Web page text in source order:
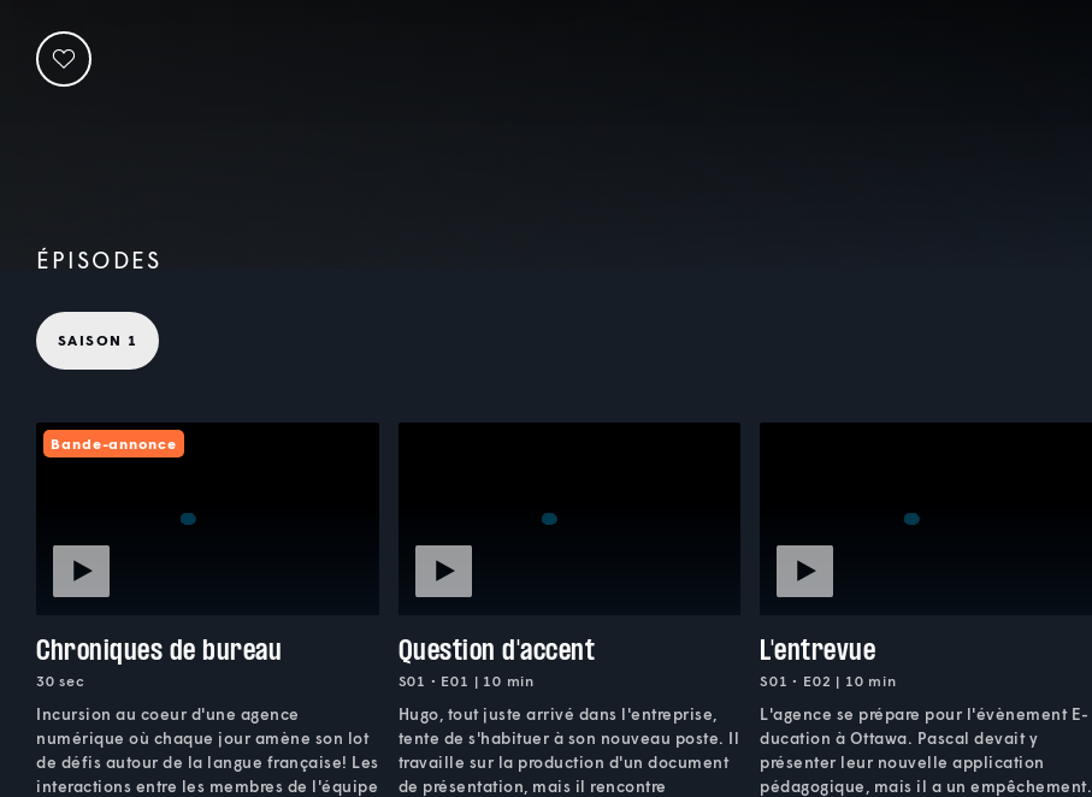
ÉPISODES
SAISON 1
Bande-annonce
Chroniques de bureau
30 sec
Incursion au coeur d'une agence
numérique où chaque jour amène son lot
de défis autour de la langue française! Les
interactions entre les membres de l'équipe
Question d'accent
S01 • E01 | 10 min
Hugo, tout juste arrivé dans l'entreprise,
tente de s'habituer à son nouveau poste. Il
travaille sur la production d'un document
de présentation, mais il rencontre
L'entrevue
S01 • E02 | 10 min
L'agence se prépare pour l'évènement E-
ducation à Ottawa. Pascal devait y
présenter leur nouvelle application
pédagogique, mais il a un empêchement.